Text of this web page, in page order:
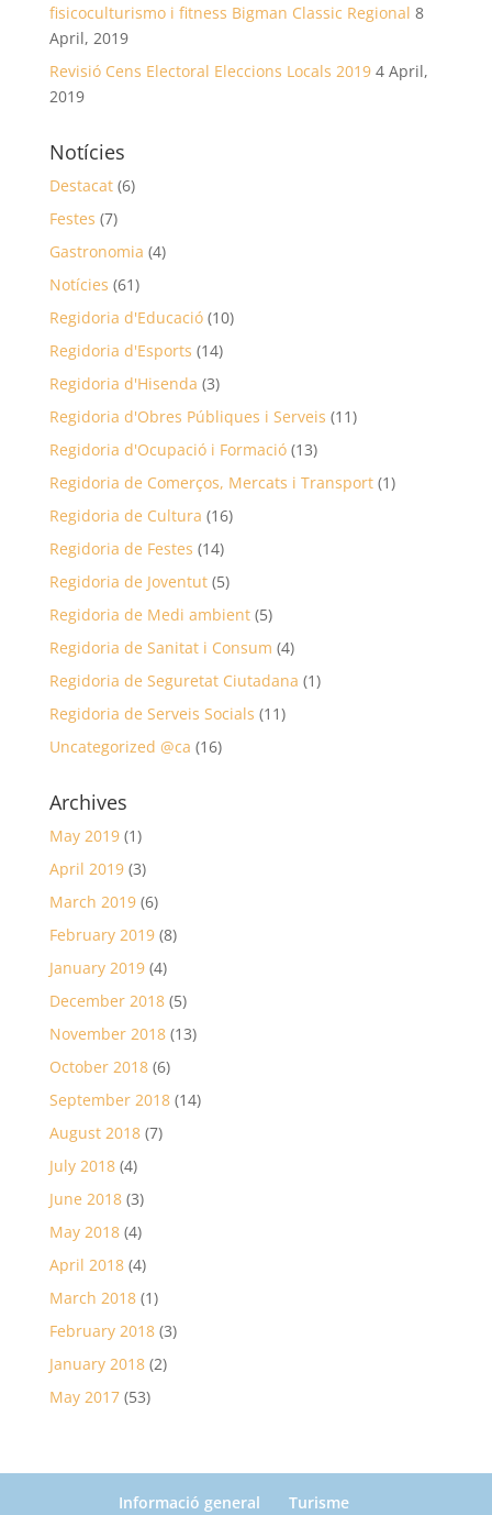
fisicoculturismo i fitness Bigman Classic Regional 8
April, 2019
Revisió Cens Electoral Eleccions Locals 2019 4 April,
2019
Notícies
Destacat(6)
Festes (7)
Gastronomia (4)
Notícies (61)
Regidoria d'Educació(10)
Regidoria d'Esports (14)
Regidoria d'Hisenda (3)
Regidoria d'Obres Públiques i Serveis (11)
Regidoria d'Ocupació i Formació(13)
Regidoria de Comerços, Mercats i Transport(1)
Regidoria de Cultura (16)
Regidoria de Festes (14)
Regidoria de Joventut(5)
Regidoria de Medi ambient(5)
Regidoria de Sanitat i Consum (4)
Regidoria de Seguretat Ciutadana (1)
Regidoria de Serveis Socials (11)
Uncategorized @ca (16)
Archives
May 2019(1)
April 2019(3)
March 2019(6)
February 2019(8)
January 2019(4)
December 2018(5)
November 2018(13)
October 2018(6)
September 2018(14)
August 2018(7)
July 2018(4)
June 2018(3)
May 2018(4)
April 2018(4)
March 2018(1)
February 2018(3)
January 2018(2)
May 2017(53)
Informació general Turisme